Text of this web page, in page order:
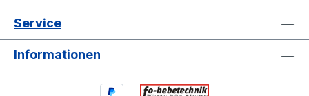
Service
Informationen